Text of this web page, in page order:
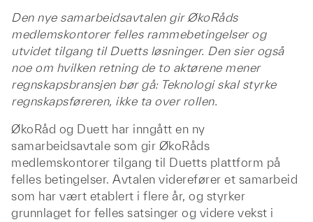
Den nye samarbeidsavtalen gir ØkoRåds
medlemskontorer felles rammebetingelser og
utvidet tilgang til Duetts løsninger. Den sier også
noe om hvilken retning de to aktørene mener
regnskapsbransjen bør gå: Teknologi skal styrke
regnskapsføreren, ikke ta over rollen.
ØkoRåd og Duett har inngått en ny
samarbeidsavtale som gir ØkoRåds
medlemskontorer tilgang til Duetts plattform på
felles betingelser. Avtalen viderefører et samarbeid
som har vært etablert i flere år, og styrker
grunnlaget for felles satsinger og videre vekst i